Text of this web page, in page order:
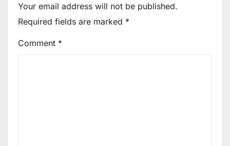
Your email address will not be published.
Required fields are marked *
Comment *